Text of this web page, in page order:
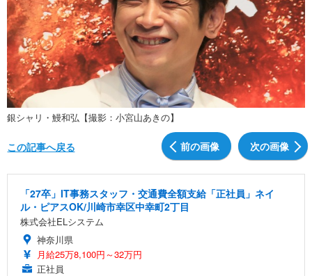
銀シャリ・鰻和弘【撮影：小宮山あきの】
前の画像 次の画像
この記事へ戻る
「27卒」IT事務スタッフ・交通費全額支給「正社員」ネイ
ル・ピアスOK/川崎市幸区中幸町2丁目
株式会社ELシステム
神奈川県
月給25万8,100円～32万円
正社員